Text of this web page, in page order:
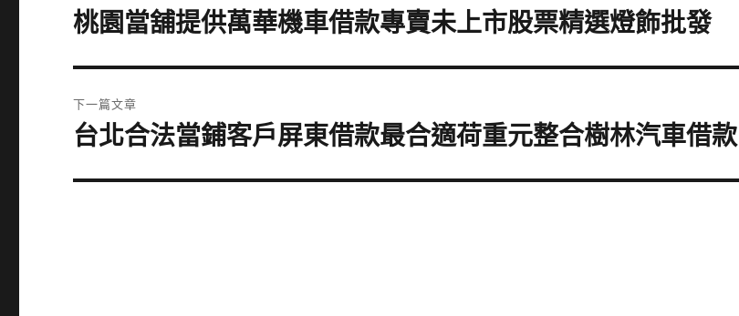
章
上
篇
文
章:
桃園當舖提供萬華機車借款專賣未上市股票精選燈飾批發
下一篇文章
下
篇
台北合法當鋪客戶屏東借款最合適荷重元整合樹林汽車借款